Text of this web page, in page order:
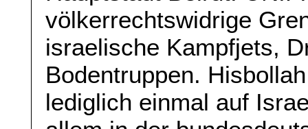
völkerrechtswidrige
israelische Kampfjets,
Bodentruppen.
lediglich einmal auf